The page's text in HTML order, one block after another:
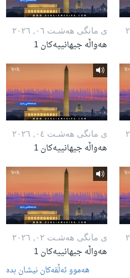
ی مانگی هه‌شـت ٠٦, ٢٠٢٦
هەواڵە جیهانییەکان 1
ی مانگی هه‌شـت ٠٤, ٢٠٢٦
هەواڵە جیهانییەکان 1
ی مانگی هه‌شـت ٠٢, ٢٠٢٦
هەواڵە جیهانییەکان 1
هه‌موو ئه‌ڵقه‌کان نیشـان بده‌